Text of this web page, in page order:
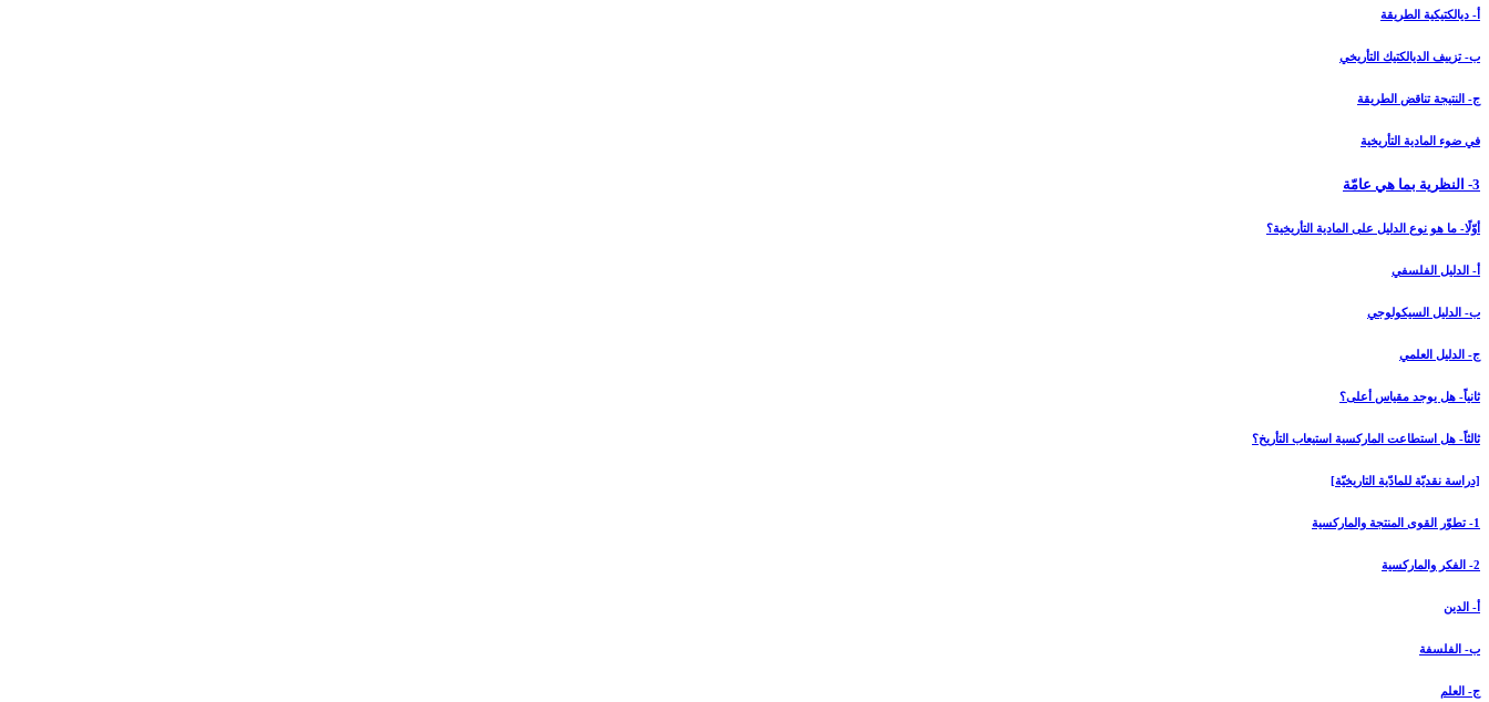
أ- ديالكتيكية الطريقة
ب- تزييف الديالكتيك التأريخي
ج- النتيجة تناقض الطريقة
في ضوء المادية التأريخية
3- النظرية بما هي عامّة
أوّلًا- ما هو نوع الدليل على المادية التأريخية؟
أ- الدليل الفلسفي
ب- الدليل السيكولوجي
ج- الدليل العلمي
ثانياً- هل يوجد مقياس أعلى؟
ثالثاً- هل استطاعت الماركسية استيعاب التأريخ؟
[دراسة نقديّة للمادّية التاريخيّة]
1- تطوّر القوى المنتجة والماركسية
2- الفكر والماركسية
أ- الدين
ب- الفلسفة
ج- العلم